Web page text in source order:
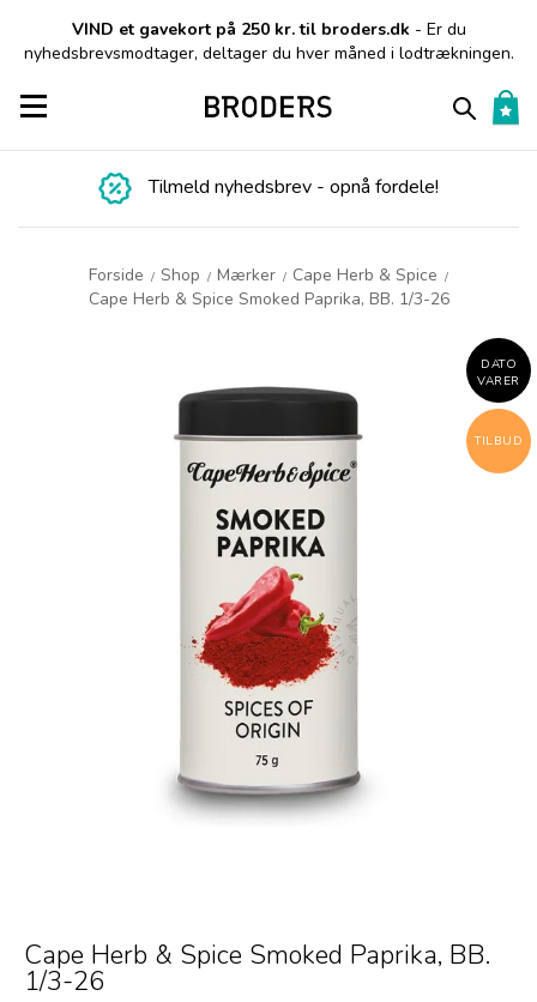
VIND et gavekort på 250 kr. til broders.dk - Er du
nyhedsbrevsmodtager, deltager du hver måned i lodtrækningen.
Toggle navigation
Tilmeld nyhedsbrev - opnå fordele!
Forside / Shop / Mærker / Cape Herb & Spice /
Cape Herb & Spice Smoked Paprika, BB. 1/3-26
DATO
VARER
TILBUD
Cape Herb & Spice Smoked Paprika, BB.
1/3-26